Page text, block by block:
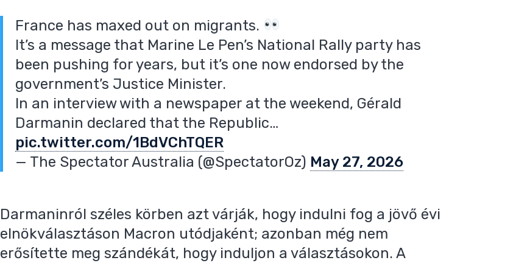
France has maxed out on migrants.
It’s a message that Marine Le Pen’s National Rally party has
been pushing for years, but it’s one now endorsed by the
government’s Justice Minister.
In an interview with a newspaper at the weekend, Gérald
Darmanin declared that the Republic…
pic.twitter.com/1BdVChTQER
— The Spectator Australia (@SpectatorOz) May 27, 2026
Darmaninról széles körben azt várják, hogy indulni fog a jövő évi
elnökválasztáson Macron utódjaként; azonban még nem
erősítette meg szándékát, hogy induljon a választásokon. A